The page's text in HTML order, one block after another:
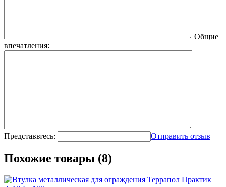
Общие
впечатления:
Представьтесь: Отправить отзыв
Похожие товары (8)